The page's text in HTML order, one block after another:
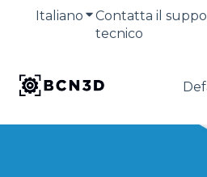
Italiano Mostra sottomenu
Contatta il
tecnico